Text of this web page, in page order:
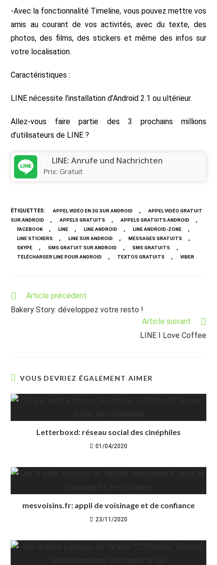
-Avec la fonctionnalité Timeline, vous pouvez mettre vos
amis au courant de vos activités, avec du texte, des
photos, des films, des stickers et même des infos sur
votre localisation.
Caractéristiques :
LINE nécessite l’installation d’Android 2.1 ou ultérieur.
Allez-vous faire partie des 3 prochains millions
d’utilisateurs de LINE ?
LINE: Anrufe und Nachrichten
Prix:Gratuit
ÉTIQUETTES: APPEL VIDÉO EN 3G SUR ANDROID ,
APPEL VIDÉO GRATUIT
SUR ANDROID
, APPELS GRATUITS , APPELS GRATUITS ANDROID ,
FACEBOOK , LINE , LINE ANDROID , LINE ANDROID-ZONE ,
LINE STICKERS , LINE SUR ANDROID , MESSAGES GRATUITS ,
SKYPE , SMS GRATUIT SUR ANDROID , SMS GRATUITS ,
TÉLÉCHARGER LINE POUR ANDROID , TEXTOS GRATUITS , VIBER
Read
articles
Article précédent
Bakery Story: développez votre resto !
Article suivant
LINE I Love Coffee
VOUS DEVRIEZ ÉGALEMENT AIMER
Letterboxd: réseau social des cinéphiles
01/04/2020
mesvoisins.fr: appli de voisinage et de confiance
23/11/2020